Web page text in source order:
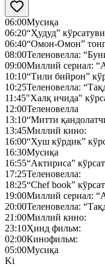
06:00Мусиқа
06:20“Ҳудуд” кўрсатуви
06:40“Омон-Омон”
08:00Теленовелла:
09:00Миллий сериал:
10:10“Тили бийрон”
10:25Теленовелла:
11:45"Халқ ичида"
12:00Теленовелла
13:10“Митти
13:45Миллий кино:
16:00“Хуш кўрдик”
16:30Мусиқа
16:55“Актириса”
17:25Теленовелла:
18:25“Chef book”
19:00Миллий сериал:
20:00Теленовелла:
21:00Миллий кино:
23:10Ҳинд фильм:
02:00Кинофильм:
05:00Мусиқа
Ki